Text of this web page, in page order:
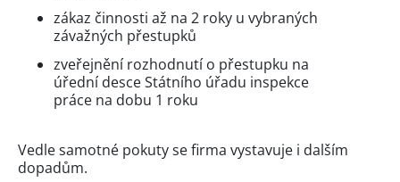
zákaz činnosti až na 2 roky u vybraných
závažných přestupků
zveřejnění rozhodnutí o přestupku na
úřední desce Státního úřadu inspekce
práce na dobu 1 roku
Vedle samotné pokuty se firma vystavuje i dalším
dopadům.